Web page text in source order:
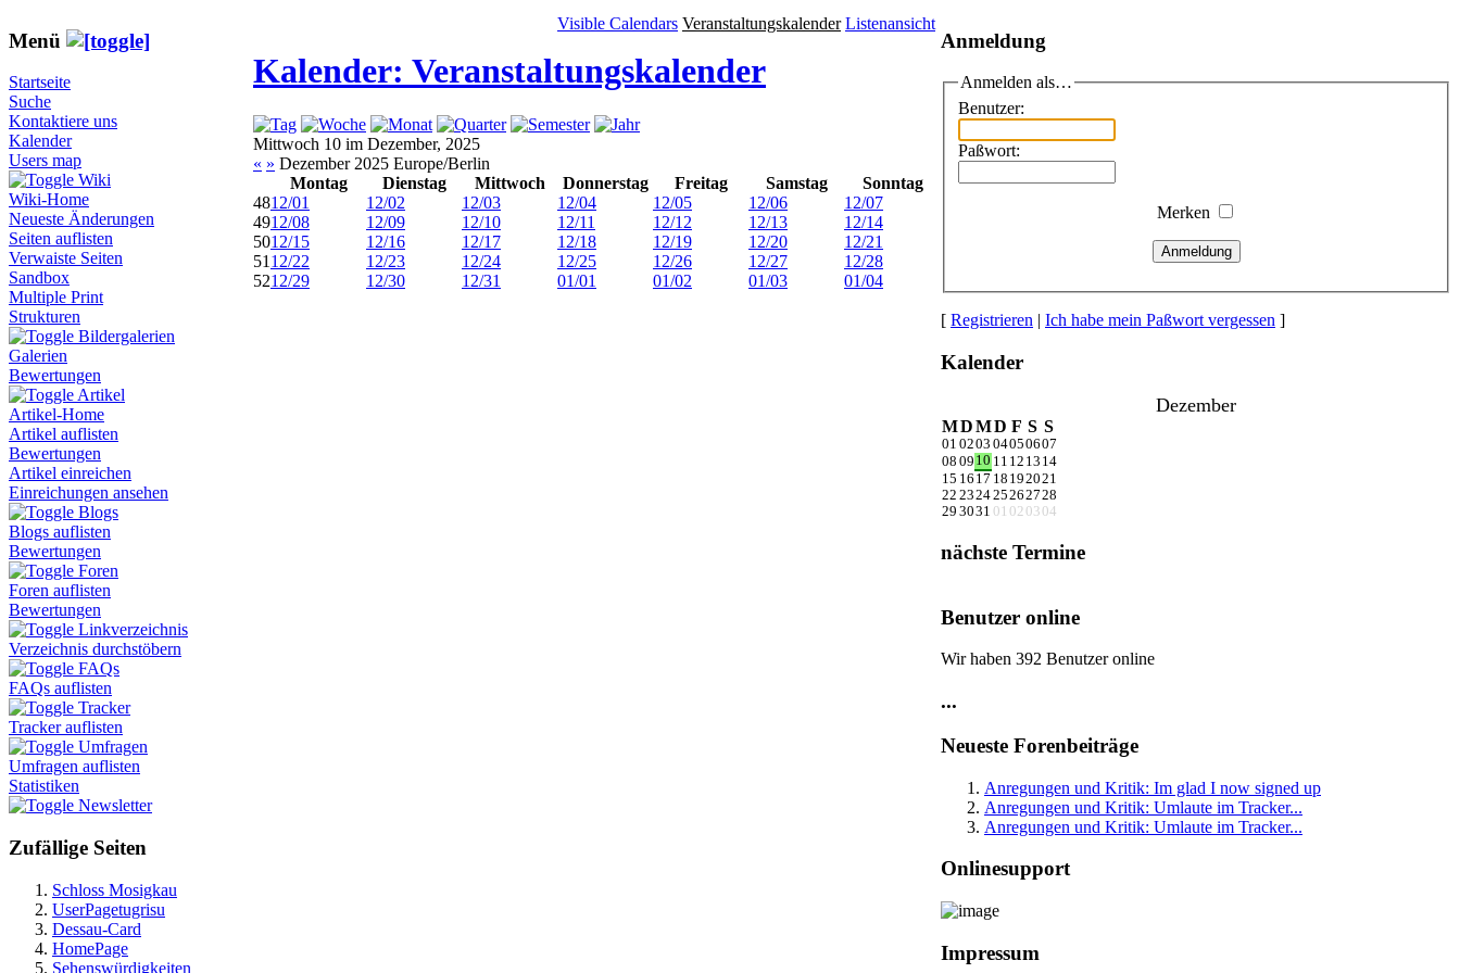
Menü
Startseite
Suche
Kontaktiere uns
Kalender
Users map
Wiki
Wiki-Home
Neueste Änderungen
Seiten auflisten
Verwaiste Seiten
Sandbox
Multiple Print
Strukturen
Bildergalerien
Galerien
Bewertungen
Artikel
Artikel-Home
Artikel auflisten
Bewertungen
Artikel einreichen
Einreichungen ansehen
Blogs
Blogs auflisten
Bewertungen
Foren
Foren auflisten
Bewertungen
Linkverzeichnis
Verzeichnis durchstöbern
FAQs
FAQs auflisten
Tracker
Tracker auflisten
Umfragen
Umfragen auflisten
Statistiken
Newsletter
Zufällige Seiten
Schloss Mosigkau
UserPagetugrisu
Dessau-Card
HomePage
Sehenswürdigkeiten
Visible Calendars Veranstaltungskalender Listenansicht
Kalender: Veranstaltungskalender
Mittwoch 10 im Dezember, 2025
« » Dezember 2025 Europe/Berlin
Montag
Dienstag Mittwoch Donnerstag Freitag Samstag
Sonntag
4812/01 12/02 12/03 12/04 12/05 12/06
12/07
4912/08 12/09 12/10 12/11 12/12 12/13
12/14
5012/15 12/16 12/17 12/18 12/19 12/20
12/21
51 12/22 12/23 12/24 12/25 12/26 12/27
12/28
5212/29 12/30 12/31 01/01 01/02 01/03 01/04
Anmeldung
Anmelden als…
Benutzer:
Paßwort:
Merken
Anmeldung
[ Registrieren | Ich habe mein Paßwort vergessen ]
Kalender
Dezember
MDMD F S S
01 0203 04050607
08 09 10 11 12 13 14
15 16 17 18 192021
22 232425262728
29 3031 01 02 03 04
nächste Termine
Benutzer online
Wir haben 392 Benutzer online
...
Neueste Forenbeiträge
Anregungen und Kritik: Im glad I now signed up
Anregungen und Kritik: Umlaute im Tracker...
Anregungen und Kritik: Umlaute im Tracker...
Onlinesupport
Impressum